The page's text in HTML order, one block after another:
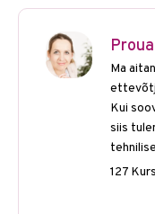
Ma
Kui
siis
127